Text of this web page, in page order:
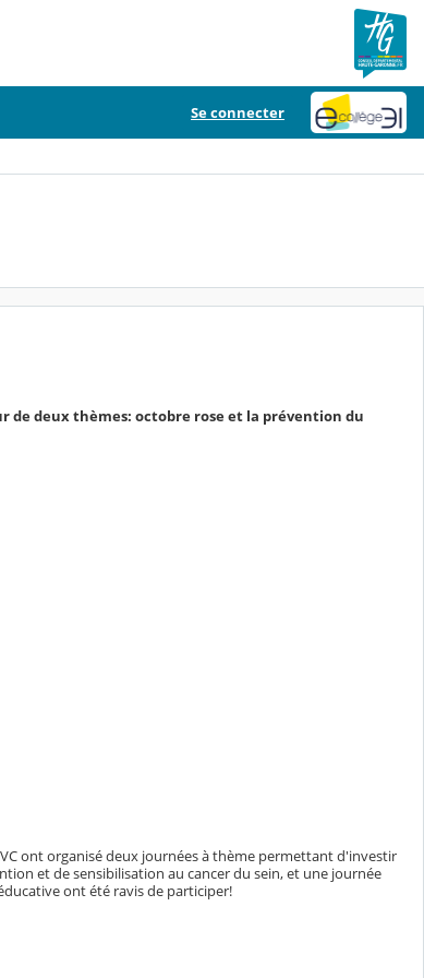
Se connecter
de deux thèmes: octobre rose et la prévention du
ont organisé deux journées à thème permettant d'investir
et de sensibilisation au cancer du sein, et une journée
ont été ravis de participer!